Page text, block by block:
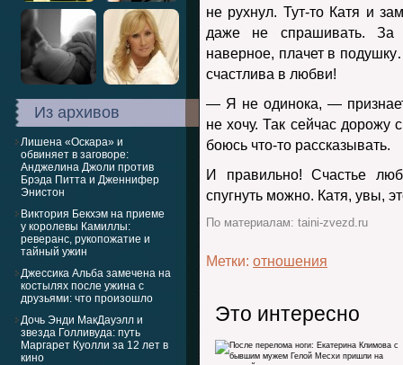
Из архивов
Лишена «Оскара» и
обвиняет в заговоре:
Анджелина Джоли против
Брэда Питта и Дженнифер
Энистон
Виктория Бекхэм на приеме
у королевы Камиллы:
реверанс, рукопожатие и
тайный ужин
Джессика Альба замечена на
костылях после ужина с
друзьями: что произошло
Дочь Энди МакДауэлл и
звезда Голливуда: путь
Маргарет Куолли за 12 лет в
кино
не рухнул. Тут-то Катя и
даже не спрашивать. За
наверное, плачет в
счастлива в любви!
— Я не одинока, —
не хочу. Так сейчас
боюсь что-то рассказывать.
И правильно! Счастье
спугнуть можно. Катя, увы,
По материалам: taini-zvezd.ru
Метки: отношения
Это интересно